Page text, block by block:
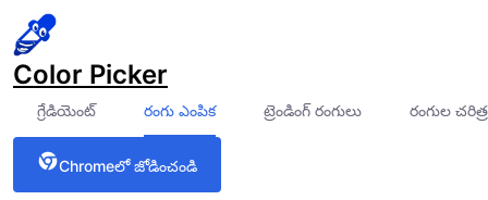
Color Picker
గ్రేడియెంట్ రంగు ఎంపిక ట్రెండింగ్ రంగులు రంగుల చరిత్ర
Chrome‌లో జోడించండి